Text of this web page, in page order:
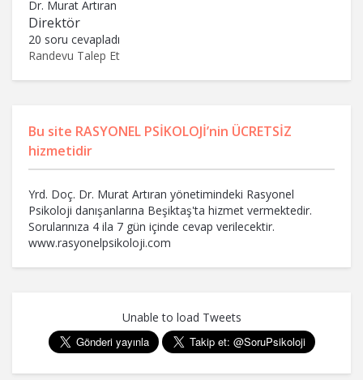
Dr. Murat Artıran
Direktör
20 soru cevapladı
Randevu Talep Et
Bu site RASYONEL PSİKOLOJİ’nin ÜCRETSİZ
hizmetidir
Yrd. Doç. Dr. Murat Artıran yönetimindeki Rasyonel
Psikoloji danışanlarına Beşiktaş'ta hizmet vermektedir.
Sorularınıza 4 ila 7 gün içinde cevap verilecektir.
www.rasyonelpsikoloji.com
Unable to load Tweets